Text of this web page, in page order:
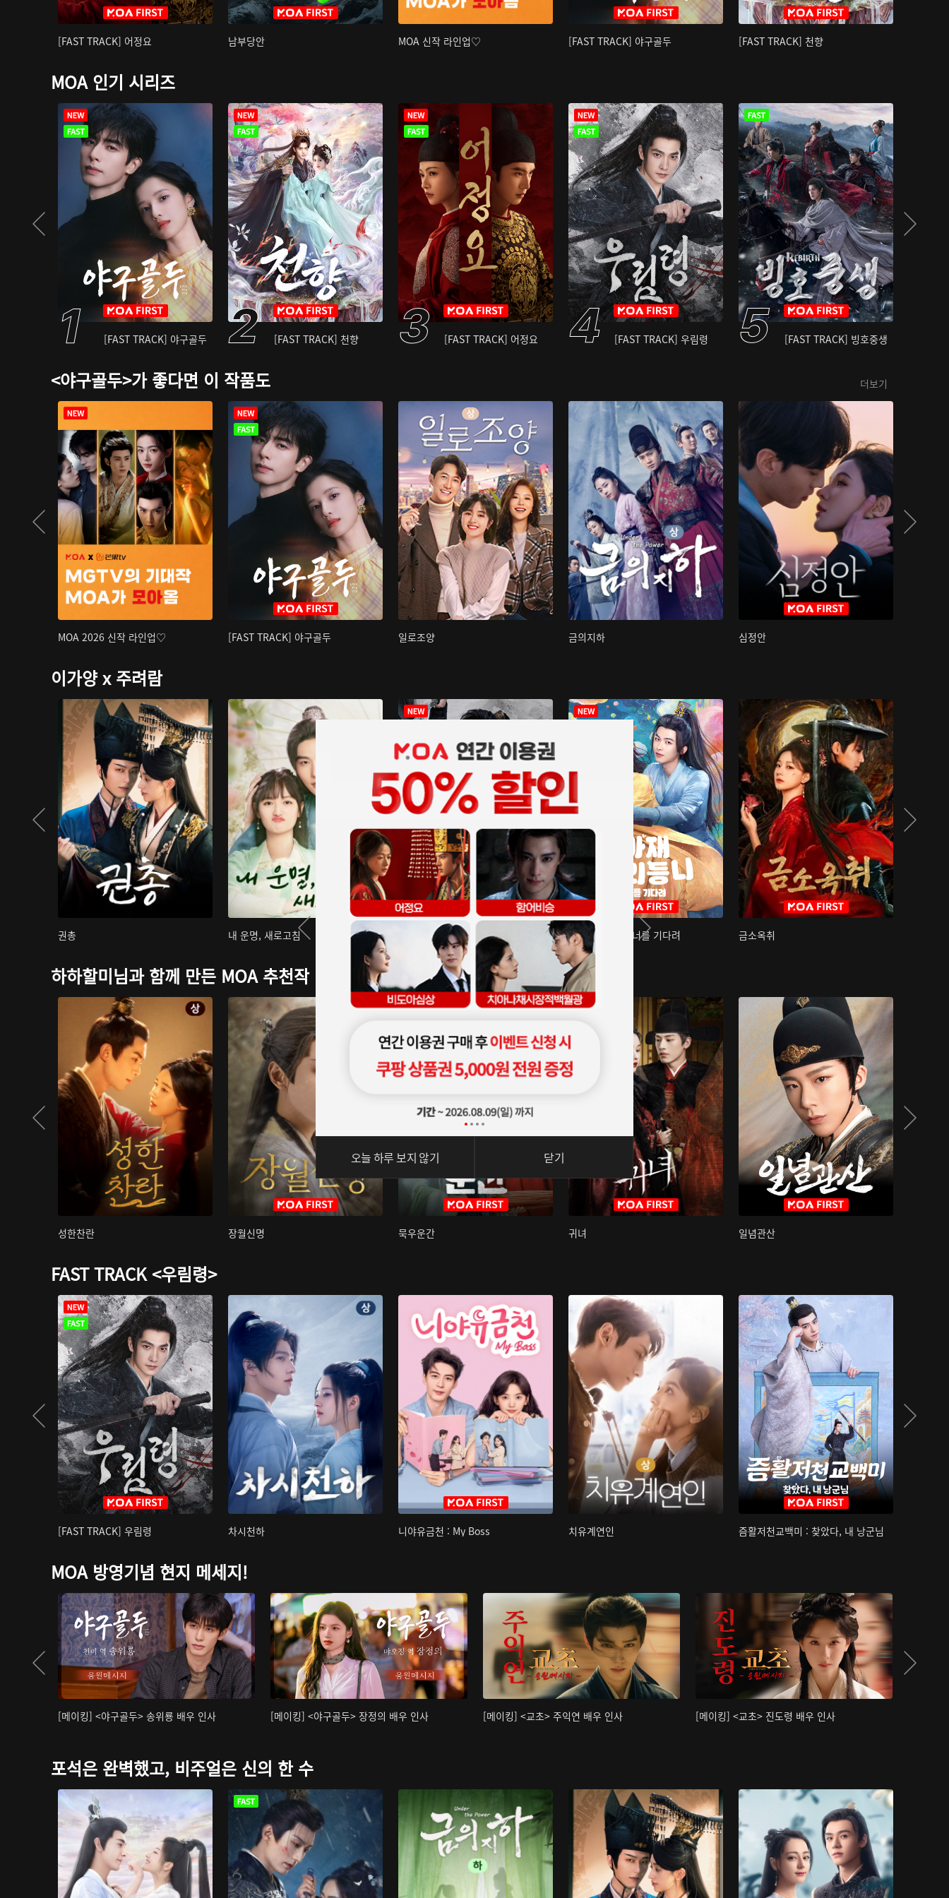
[FAST TRACK] 어정요 남부당안 MOA 신작 라인업♡ [FAST TRACK] 야구골두 [FAST TRACK] 천향
MOA 인기 시리즈
[FAST TRACK] 야구골두 [FAST TRACK] 천향 [FAST TRACK] 어정요 [FAST TRACK] 우림령 [FAST TRACK] 빙호중생
<야구골두>가 좋다면 이 작품도 더보기
MOA 2026 신작 라인업♡ [FAST TRACK] 야구골두 일로조양 금의지하 심정안
이가양 x 주려람
권총 내 운명, 새로고침 아재저리등니 : 너를 기다려 금소옥취
하하할미님과 함께 만든 MOA 추천작
성한찬란 장월신명 묵우운간 귀녀 일념관산
FAST TRACK <우림령>
[FAST TRACK] 우림령 차시천하 니야유금천 : My Boss 치유계연인 즘활저천교백미 : 찾았다, 내 낭군님
MOA 방영기념 현지 메세지!
[메이킹] <야구골두> 송위룡 배우 인사 [메이킹] <야구골두> 장정의 배우 인사 [메이킹] <교초> 주익연 배우 인사 [메이킹] <교초> 진도령 배우 인사
포석은 완벽했고, 비주얼은 신의 한 수
오늘 하루 보지 않기 닫기